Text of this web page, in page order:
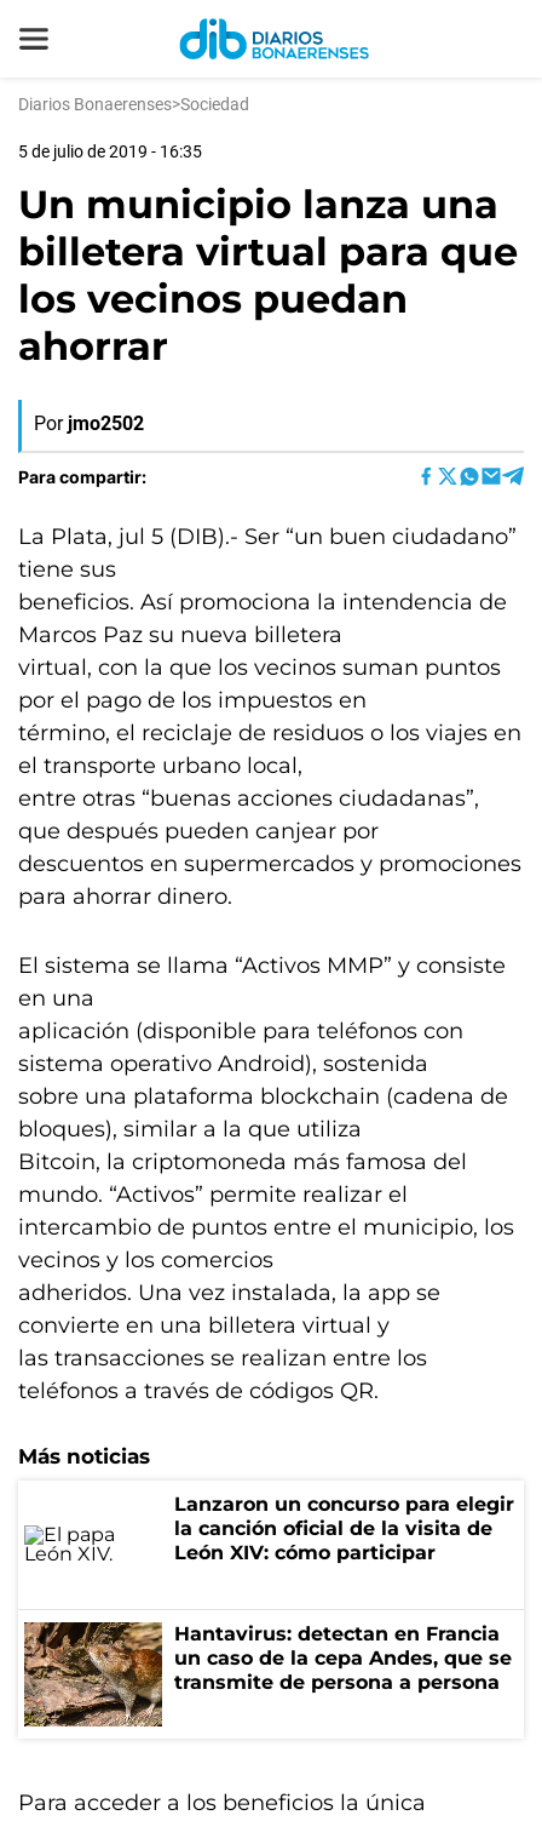
Diarios Bonaerenses>Sociedad
5 de julio de 2019 - 16:35
Un municipio lanza una
billetera virtual para que
los vecinos puedan
ahorrar
Por jmo2502
Para compartir:
La Plata, jul 5 (DIB).- Ser “un buen ciudadano”
tiene sus
beneficios. Así promociona la intendencia de
Marcos Paz su nueva billetera
virtual, con la que los vecinos suman puntos
por el pago de los impuestos en
término, el reciclaje de residuos o los viajes en
el transporte urbano local,
entre otras “buenas acciones ciudadanas”,
que después pueden canjear por
descuentos en supermercados y promociones
para ahorrar dinero.
El sistema se llama “Activos MMP” y consiste
en una
aplicación (disponible para teléfonos con
sistema operativo Android), sostenida
sobre una plataforma blockchain (cadena de
bloques), similar a la que utiliza
Bitcoin, la criptomoneda más famosa del
mundo. “Activos” permite realizar el
intercambio de puntos entre el municipio, los
vecinos y los comercios
adheridos. Una vez instalada, la app se
convierte en una billetera virtual y
las transacciones se realizan entre los
teléfonos a través de códigos QR.
Más noticias
Lanzaron un concurso para elegir
la canción oficial de la visita de
León XIV: cómo participar
Hantavirus: detectan en Francia
un caso de la cepa Andes, que se
transmite de persona a persona
Para acceder a los beneficios la única